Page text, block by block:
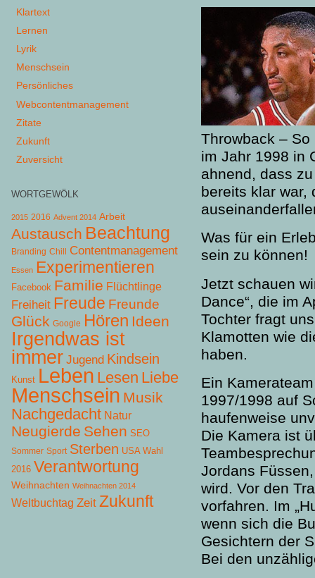
Throwback –
im Jahr 1998 in
ahnend, dass
bereits klar war,
Was für ein
sein zu können!
Jetzt schauen
Dance“, die im
Tochter fragt
Klamotten wie
haben.
Ein
1997/1998 auf
haufenweise
Die Kamera ist
Jordans
wird. Vor den
vorfahren. Im
wenn sich die
Gesichtern der
Bei den
Klartext
Lernen
Lyrik
Menschsein
Persönliches
Webcontentmanagement
Zitate
Zukunft
Zuversicht
WORTGEWÖLK
2015 2016 Advent 2014 Arbeit
Austausch Beachtung
Branding Chill Contentmanagement
Essen Experimentieren
Facebook Familie Flüchtlinge
Freiheit Freude Freunde
Glück Google Hören Ideen
Irgendwas ist
immer Jugend Kindsein
Kunst Leben Lesen Liebe
Menschsein Musik
Nachgedacht Natur
Neugierde Sehen SEO
Sommer Sport Sterben USA Wahl
2016 Verantwortung
Weihnachten Weihnachten 2014
Weltbuchtag Zeit Zukunft